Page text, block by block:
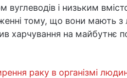
вуглеводів і низьким
тому, що вони мають з
харчування на майбутнє
раку в організмі